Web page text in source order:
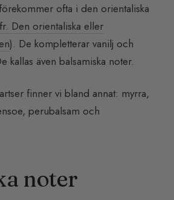
ofta i den orientaliska
Den orientaliska eller
). De kompletterar vanilj och
kallas även balsamiska noter.
finner vi bland annat: myrra,
perubalsam och
noter